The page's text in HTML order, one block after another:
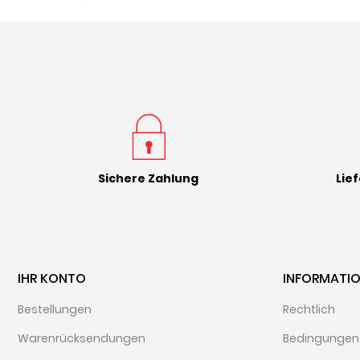
Sichere Zahlung
IHR KONTO
Bestellungen
Warenrücksendungen
Rechtlich
Bedingungen